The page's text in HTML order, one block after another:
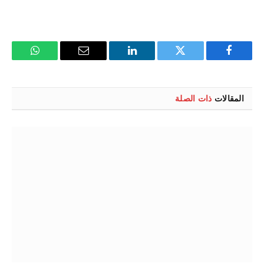
فيسبوك تويتر لينكدإن
البريد
واتساب
المقالات ذات الصلة